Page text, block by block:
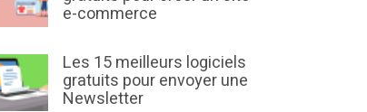
e-commerce
Les 15 meilleurs logiciels
gratuits pour envoyer une
Newsletter